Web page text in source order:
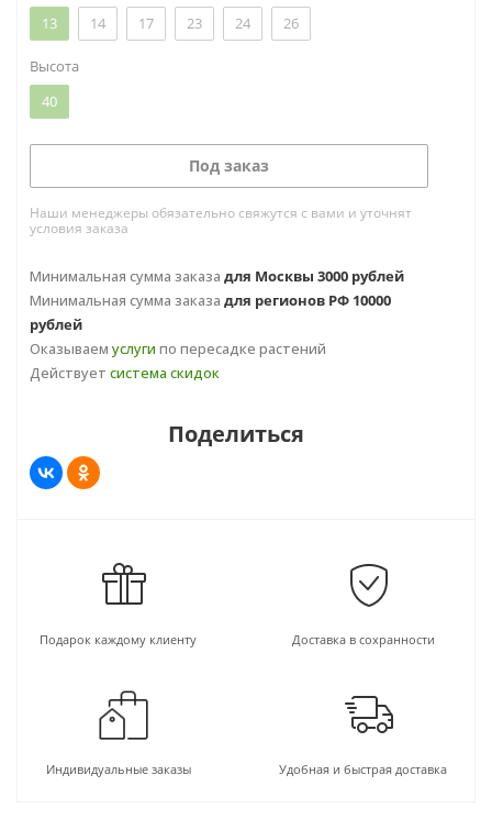
13
14 17 23 24 26
Высота
40
Под заказ
Наши менеджеры обязательно свяжутся с вами и уточнят
условия заказа
Минимальная сумма заказа для Москвы 3000 рублей
Минимальная сумма заказа для регионов РФ 10000
рублей
Оказываем услуги по пересадке растений
Действует система скидок
Поделиться
Подарок каждому клиенту Доставка в сохранности
Индивидуальные заказы Удобная и быстрая доставка